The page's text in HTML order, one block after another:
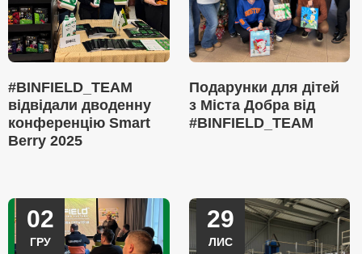
#BINFIELD_TEAM
відвідали дводенну
конференцію Smart
Berry 2025
Подарунки для дітей
з Міста Добра від
#BINFIELD_TEAM
02
ГРУ
29
ЛИС